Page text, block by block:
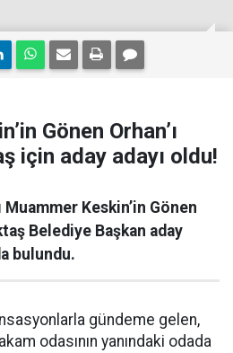
Gönen Orhan’ı
için aday adayı oldu!
Keskin’in Gönen
Belediye Başkan aday
bulundu.
gündeme gelen,
odasının yanındaki odada